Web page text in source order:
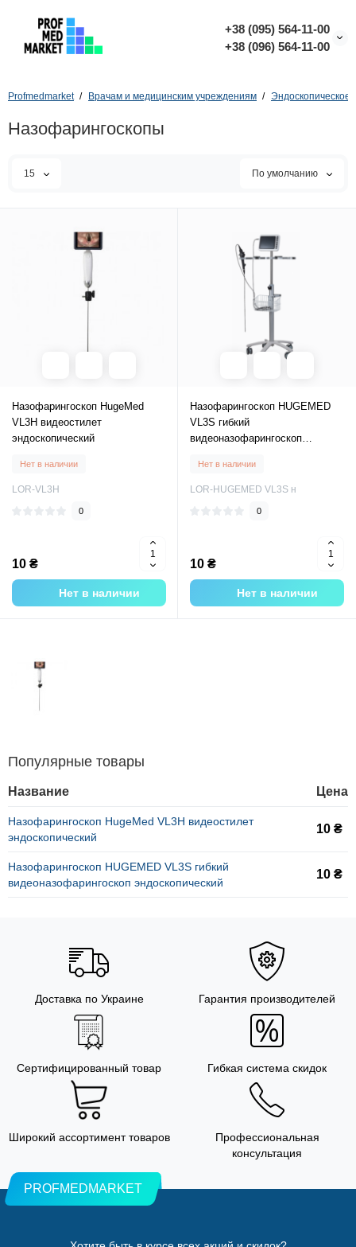
+38 (095) 564-11-00
+38 (096) 564-11-00
Profmedmarket Врачам и медицинским учреждениям Эндоскопическое
Назофарингоскопы
15 По умолчанию
Назофарингоскоп HugeMed
VL3H видеостилет
эндоскопический
Нет в наличии
LOR-VL3H
0
10 ₴
Нет в наличии
Назофарингоскоп HUGEMED
VL3S гибкий
видеоназофарингоскоп
Нет в наличии
LOR-HUGEMED VL3S н
0
10 ₴
Нет в наличии
Популярные товары
Название Цена
Назофарингоскоп HugeMed VL3H видеостилет
эндоскопический
10 ₴
Назофарингоскоп HUGEMED VL3S гибкий
видеоназофарингоскоп эндоскопический
10 ₴
Доставка по Украине Гарантия производителей
Сертифицированный товар Гибкая система скидок
Широкий ассортимент товаров
Профессиональная
консультация
PROFMEDMARKET